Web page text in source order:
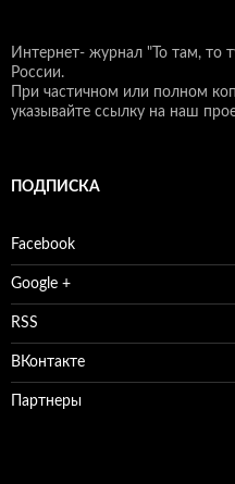
Интернет- журнал "То там, то
России.
При частичном или полном
указывайте ссылку на наш
ПОДПИСКА
Facebook
Google +
RSS
ВКонтакте
Партнеры